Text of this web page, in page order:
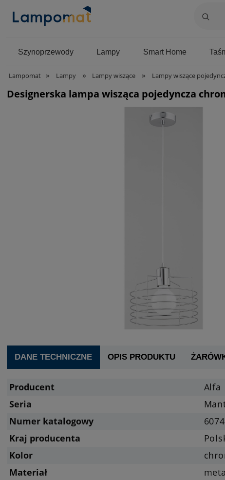
Szynoprzewody Lampy Smart Home
Lampomat » Lampy » Lampy wiszące » Lampy wiszące
Designerska lampa wisząca pojedyncza
DANE TECHNICZNE OPIS PRODUKTU
Producent
Alfa
Seria
Numer katalogowy
Kraj producenta
Kolor
Materiał